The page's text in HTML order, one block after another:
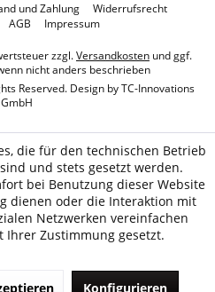
und Zahlung
Widerrufsrecht
AGB Impressum
zzgl.Versandkosten und ggf.
nicht anders beschrieben
Reserved. Design byTC-Innovations
GmbH
die für den technischen Betrieb
und stets gesetzt werden.
bei Benutzung dieser Website
dienen oder die Interaktion mit
Netzwerken vereinfachen
Zustimmung gesetzt.
Konfigurieren